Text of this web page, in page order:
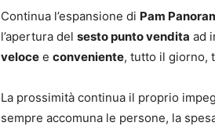
Continua l’espansione di Pam
l’apertura del sesto punto vendita ad
veloce e conveniente, tutto il giorno,
La prossimità continua il proprio
sempre accomuna le persone, la